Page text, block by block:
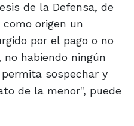
de la Defensa, de
origen un
por el pago o no
habiendo ningún
sospechar y
de la menor", puede